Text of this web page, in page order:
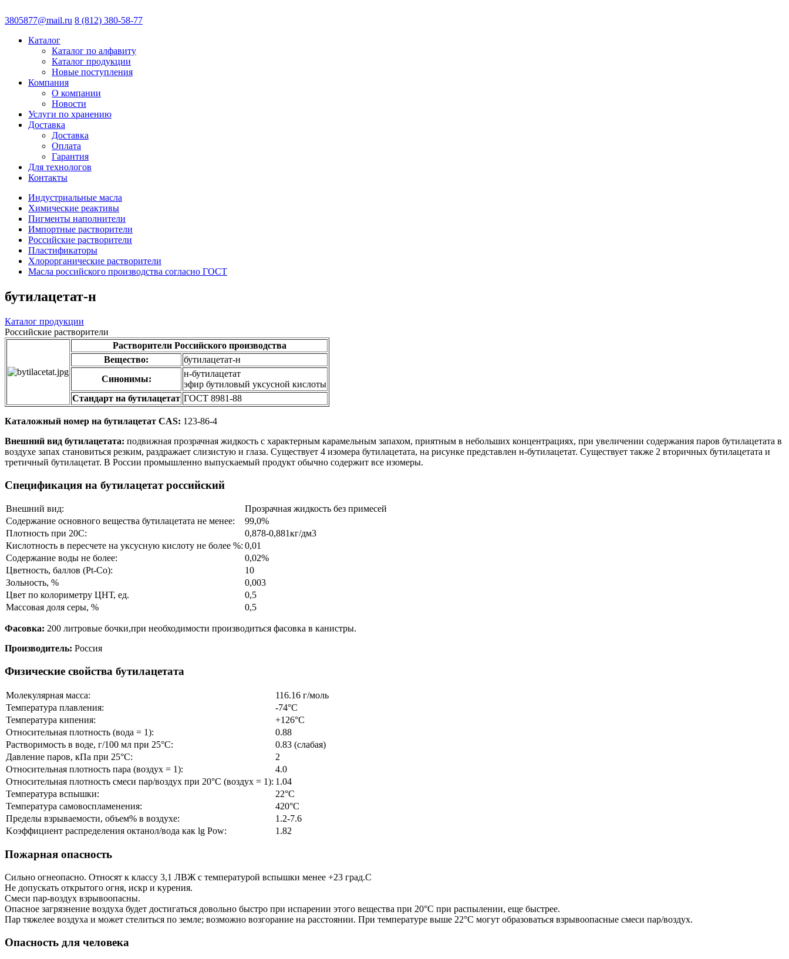
3805877@mail.ru 8 (812) 380-58-77
Каталог
Каталог по алфавиту
Каталог продукции
Новые поступления
Компания
О компании
Новости
Услуги по хранению
Доставка
Доставка
Оплата
Гарантия
Для технологов
Контакты
Индустриальные масла
Химические реактивы
Пигменты наполнители
Импортные растворители
Российские растворители
Пластификаторы
Хлорорганические растворители
Масла российского производства согласно ГОСТ
бутилацетат-н
Каталог продукции
Российские растворители
Растворители Российского производства
Вещество:
бутилацетат-н
Синонимы:
н-бутилацетат
эфир бутиловый уксусной кислоты
Стандарт на бутилацетат ГОСТ 8981-88
Каталожный номер на бутилацетат CAS: 123-86-4
Внешний вид бутилацетата: подвижная прозрачная жидкость с характерным карамельным запахом, приятным в небольших концентрациях, при увеличении содержания паров бутилацетата в
воздухе запах становиться резким, раздражает слизистую и глаза. Существует 4 изомера бутилацетата, на рисунке представлен н-бутилацетат. Существует также 2 вторичных бутилацетата и
третичный бутилацетат. В России промышленно выпускаемый продукт обычно содержит все изомеры.
Спецификация на бутилацетат российский
Внешний вид:
Прозрачная жидкость без примесей
Содержание основного вещества бутилацетата не менее:
99,0%
Плотность при 20С:
0,878-0,881кг/дм3
Кислотность в пересчете на уксусную кислоту не более %: 0,01
Содержание воды не более:
0,02%
Цветность, баллов (Pt-Co):
10
Зольность, %
0,003
Цвет по колориметру ЦНТ, ед.
0,5
Массовая доля серы, %
0,5
Фасовка: 200 литровые бочки,при необходимости производиться фасовка в канистры.
Производитель: Россия
Физические свойства бутилацетата
Молекулярная масса:
116.16 г/моль
Температура плавления:
-74°C
Температура кипения:
+126°C
Относительная плотность (вода = 1):
0.88
Растворимость в воде, г/100 мл при 25°C:
0.83 (слабая)
Давление паров, кПа при 25°C:
2
Относительная плотность пара (воздух = 1):
4.0
Относительная плотность смеси пар/воздух при 20°C (воздух = 1): 1.04
Температура вспышки:
22°C
Температура самовоспламенения:
420°C
Пределы взрываемости, объем% в воздухе:
1.2-7.6
Koэффициент распределения октанол/вода как lg Pow:
1.82
Пожарная опасность
Сильно огнеопасно. Относят к класcу 3,1 ЛВЖ с температурой вспышки менее +23 град.С
Не допускать открытого огня, искр и курения.
Смеси пар-воздух взрывоопасны.
Опасное загрязнение воздуха будет достигаться довольно быстро при испарении этого вещества при 20°C при распылении, еще быстрее.
Пар тяжелее воздуха и может стелиться по земле; возможно возгорание на расстоянии. При температуре выше 22°C могут образоваться взрывоопасныe смеси пар/воздух.
Опасность для человека